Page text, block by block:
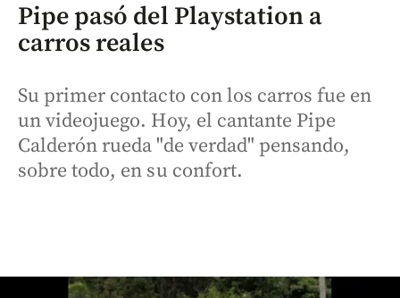
Pipe pasó del Playstation a
carros reales
Su primer contacto con los carros fue en
un videojuego. Hoy, el cantante Pipe
Calderón rueda "de verdad" pensando,
sobre todo, en su confort.